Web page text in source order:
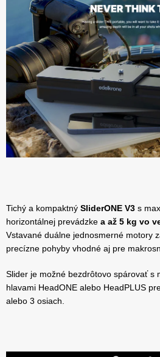
Tichý a kompaktný SliderONE V3 s
horizontálnej prevádzke a až 5 kg vo
Vstavané duálne jednosmerné motory
precízne pohyby vhodné aj pre
Slider je možné bezdrôtovo spárovať s
hlavami HeadONE alebo HeadPLUS
alebo 3 osiach.